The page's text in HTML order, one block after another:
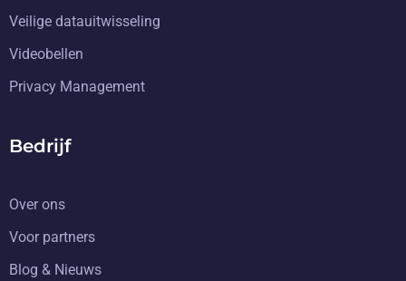
Veilige datauitwisseling
Videobellen
Privacy Management
Bedrijf
Over ons
Voor partners
Blog & Nieuws